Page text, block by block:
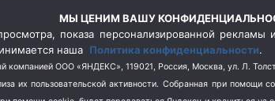
(76)
Цены (2)
Школа и спорт (2)
Экология (8)
МЫ ЦЕНИМ ВАШУ
показа персонализированной
наша Политика конфиденциальности.
компанией ООО «ЯНДЕКС», 119021, Россия, Москва, ул. Л.
их пользовательской активности. Собранная при помощи